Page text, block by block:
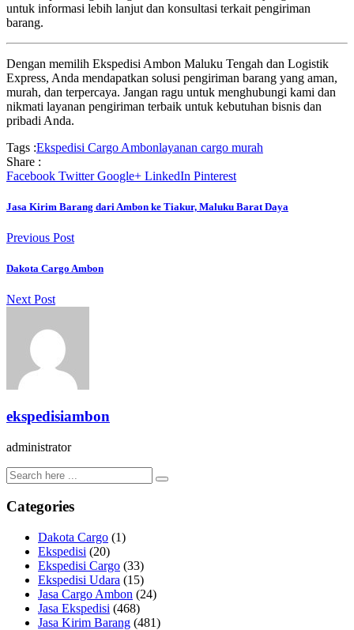
untuk informasi lebih lanjut dan konsultasi terkait pengiriman
barang.
Dengan memilih Ekspedisi Ambon Maluku Tengah dan Logistik
Express, Anda mendapatkan solusi pengiriman barang yang aman,
murah, dan terpercaya. Jangan ragu untuk menghubungi kami dan
nikmati layanan pengiriman terbaik untuk kebutuhan bisnis dan
pribadi Anda.
Tags :Ekspedisi Cargo Ambonlayanan cargo murah
Share :
Facebook Twitter Google+ LinkedIn Pinterest
Jasa Kirim Barang dari Ambon ke Tiakur, Maluku Barat Daya
Previous Post
Dakota Cargo Ambon
Next Post
ekspedisiambon
administrator
Categories
Dakota Cargo (1)
Ekspedisi (20)
Ekspedisi Cargo (33)
Ekspedisi Udara (15)
Jasa Cargo Ambon (24)
Jasa Ekspedisi (468)
Jasa Kirim Barang (481)